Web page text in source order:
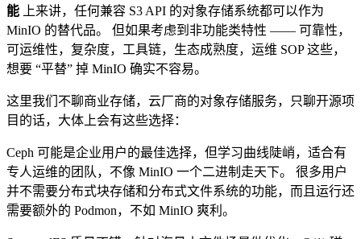
能 上来讲，任何兼容 S3 API 的对象存储系统都可以作为
MinIO 的替代品。 但如果考虑到非功能类特性 —— 可靠性，
可运维性，复杂度，工具链，生态成熟度，运维 SOP 这些，
想要 “平替” 掉 MinIO 确实不容易。
这里我们不聊商业存储，云厂商的对象存储服务，只聊开源项
目的话，大体上会有这些选择：
Ceph 可能是企业用户的最佳选择，但学习曲线陡峭，适合有
专人运维的团队，不像 MinIO 一个二进制走天下。 很多用户
并不需要分布式块存储和分布式文件系统的功能，而且运行还
需要额外的 Podmon，不如 MinIO 爽利。